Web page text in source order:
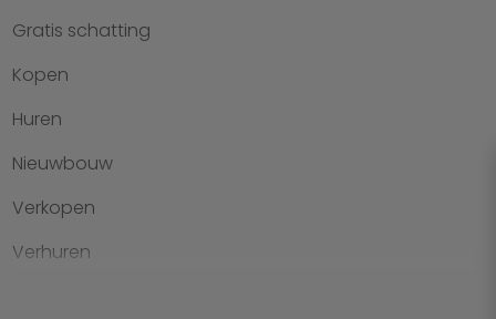
Gratis schatting
Kopen
Huren
Nieuwbouw
Verkopen
Verhuren